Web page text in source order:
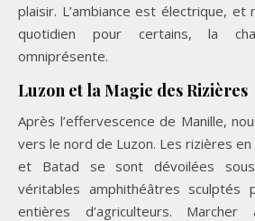
plaisir. L’ambiance est électrique, et
quotidien pour certains, la
omniprésente.
Luzon et la Magie des Rizières
Après l’effervescence de Manille,
vers le nord de Luzon. Les rizières
et Batad se sont dévoilées
véritables amphithéâtres sculptés
entières d’agriculteurs.